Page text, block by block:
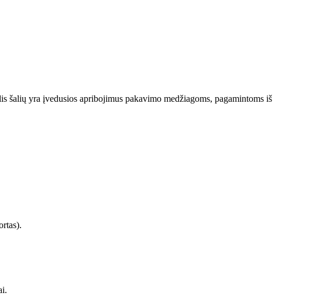
šalių yra įvedusios apribojimus pakavimo medžiagoms, pagamintoms iš